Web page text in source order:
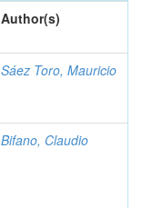
Author(s)
Sáez Toro, Mauricio
Bifano, Claudio